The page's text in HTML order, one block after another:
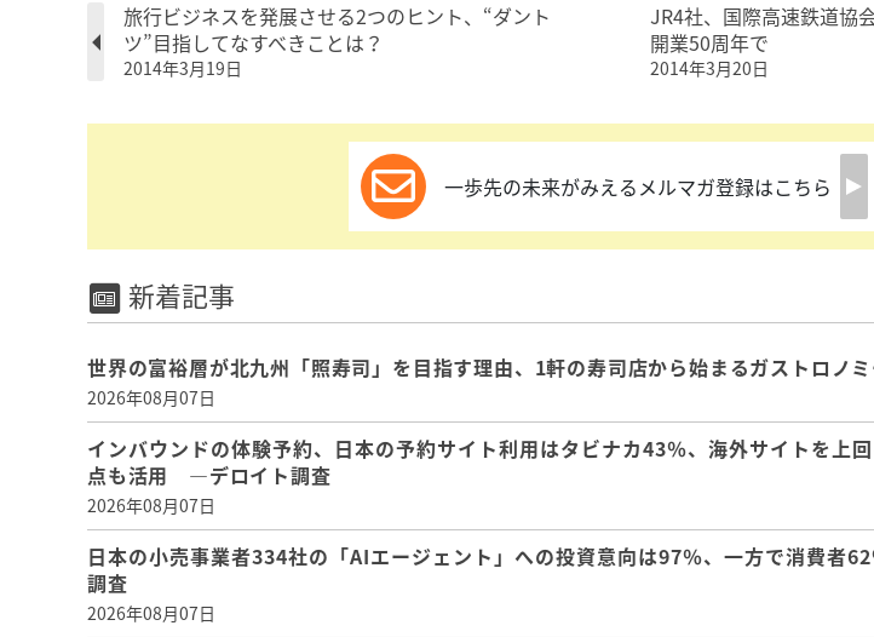
旅行ビジネスを発展させる2つのヒント、“ダント
ツ”目指してなすべきことは？
2014年3月19日
JR4社、国際高速鉄道
開業50周年で
2014年3月20日
一歩先の未来がみえるメルマガ登録はこちら
新着記事
世界の富裕層が北九州「照寿司」を目指す理由、1軒の寿司店から始まるガストロノミ
2026年08月07日
インバウンドの体験予約、日本の予約サイト利用はタビナカ43％、海外サイトを上
点も活用 ―デロイト調査
2026年08月07日
日本の小売事業者334社の「AIエージェント」への投資意向は97％、一方で消費
調査
2026年08月07日